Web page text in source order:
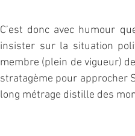
C’est donc avec humour
insister sur la situation
membre (plein de vigueur)
stratagème pour approcher
long métrage distille des